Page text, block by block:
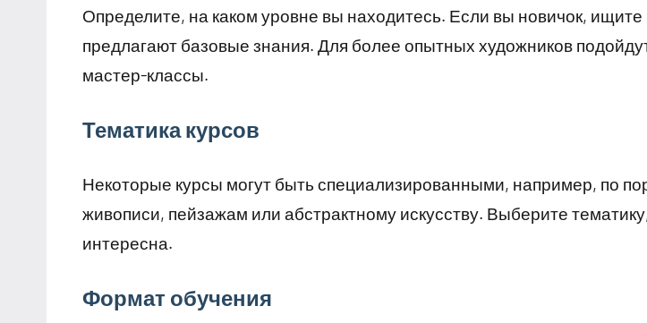
Определите, на каком уровне вы находитесь. Если вы новичок, ищите
предлагают базовые знания. Для более опытных художников
мастер-классы.
Тематика курсов
Некоторые курсы могут быть специализированными, например, по
живописи, пейзажам или абстрактному искусству. Выберите
интересна.
Формат обучения